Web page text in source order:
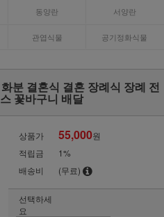
동양란 서양란
관엽식물 공기정화식물
분 결혼식 결혼 장례식 장례 전
꽃바구니 배달
상품가 55,000원
적립금
1%
배송비
(무료)
선택하세
요